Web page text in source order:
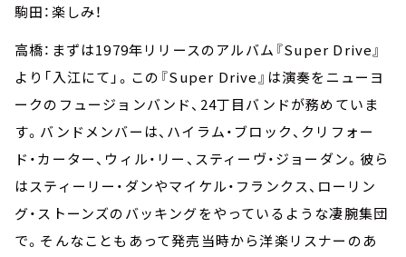
駒田：楽しみ！
高橋：まずは1979年リリースのアルバム『Super Drive』
より「入江にて」。この『Super Drive』は演奏をニューヨ
ークのフュージョンバンド、24丁目バンドが務めていま
す。バンドメンバーは、ハイラム・ブロック、クリフォー
ド・カーター、ウィル・リー、スティーヴ・ジョーダン。彼ら
はスティーリー・ダンやマイケル・フランクス、ローリン
グ・ストーンズのバッキングをやっているような凄腕集団
で。そんなこともあって発売当時から洋楽リスナーのあ